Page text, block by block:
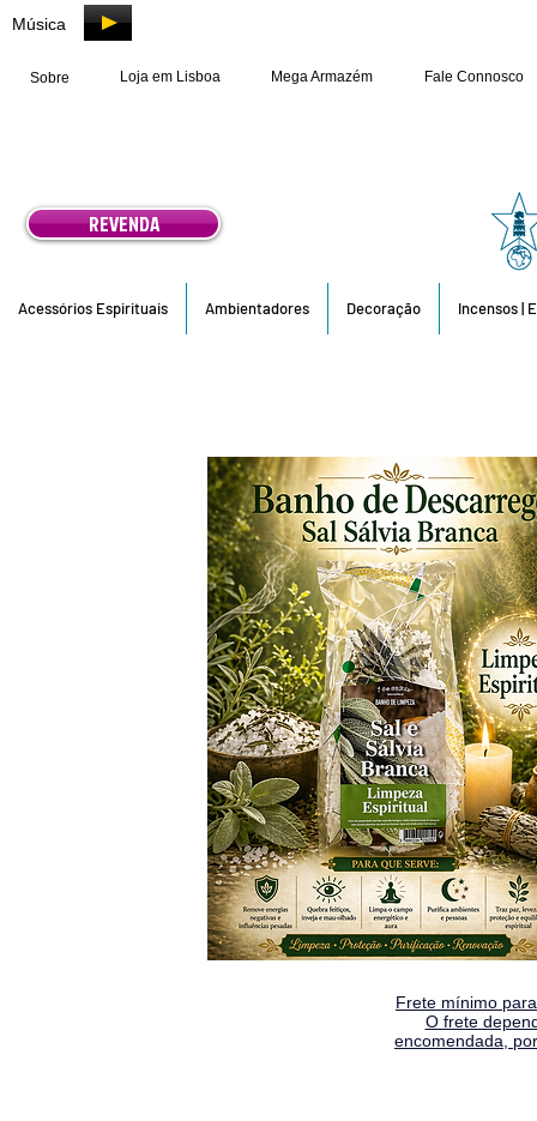
Música
Sobre Loja em Lisboa Mega Armazém Fale Connosco
REVENDA
Acessórios Espirituais Ambientadores Decoração Incensos |
Frete mínimo
O frete
encomendada,